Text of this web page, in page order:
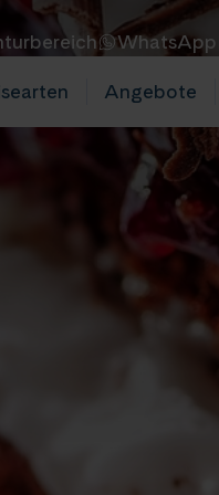
WhatsApp
Angebote